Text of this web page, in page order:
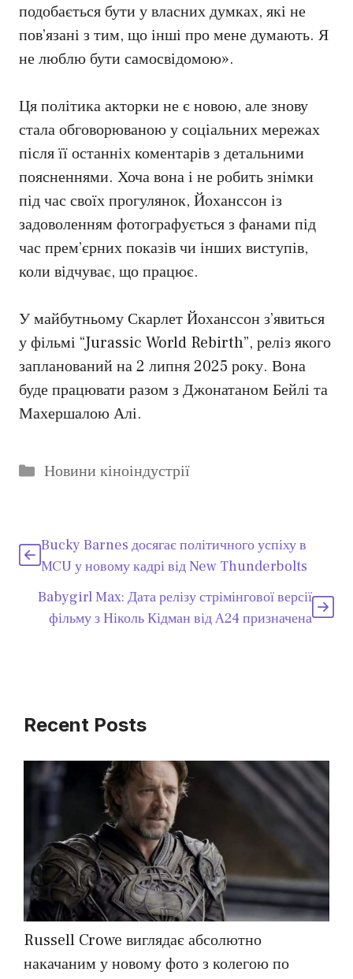
подобається бути у власних думках, які не
пов’язані з тим, що інші про мене думають. Я
не люблю бути самосвідомою».
Ця політика акторки не є новою, але знову
стала обговорюваною у соціальних мережах
після її останніх коментарів з детальними
поясненнями. Хоча вона і не робить знімки
під час своїх прогулянок, Йоханссон із
задоволенням фотографується з фанами під
час прем’єрних показів чи інших виступів,
коли відчуває, що працює.
У майбутньому Скарлет Йоханссон з’явиться
у фільмі “Jurassic World Rebirth”, реліз якого
запланований на 2 липня 2025 року. Вона
буде працювати разом з Джонатаном Бейлі та
Махершалою Алі.
Категорії
Новини кіноіндустрії
Bucky Barnes досягає політичного успіху в
MCU у новому кадрі від New Thunderbolts
Babygirl Max: Дата релізу стрімінгової версії
фільму з Ніколь Кідман від A24 призначена
Recent Posts
Russell Crowe виглядає абсолютно
накачаним у новому фото з колегою по